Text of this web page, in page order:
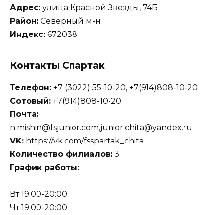
Адрес: улица Красной Звезды, 74Б
Район: Северный м-н
Индекс: 672038
Контакты Спартак
Телефон: +7 (3022) 55-10-20, +7(914)808-10-20
Сотовый: +7(914)808-10-20
Почта:
n.mishin@fsjunior.com,junior.chita@yandex.ru
VK: https://vk.com/fsspartak_chita
Количество филиалов: 3
График работы:
Вт 19:00-20:00
Чт 19:00-20:00